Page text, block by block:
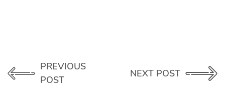
PREVIOUS
POST
NEXT POST